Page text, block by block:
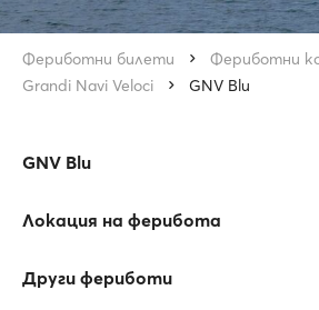
Фериботни билети
Фериботни
Grandi Navi Veloci
GNV Blu
GNV Blu
Локация на ферибота
Други фериботи